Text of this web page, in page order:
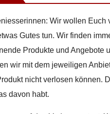
Wir wollen Euch
Gutes tun. Wir finden
Produkte und Angebote
wir mit dem jeweiligen
nicht verlosen können.
davon habt.